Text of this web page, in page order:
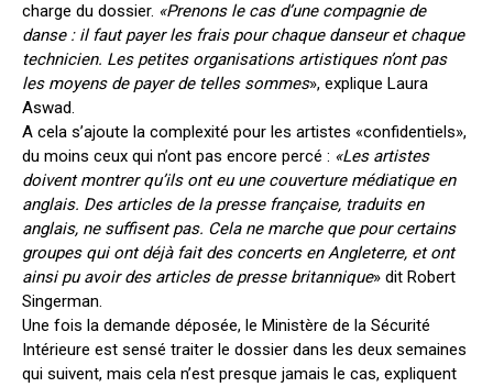
charge du dossier. «Prenons le cas d’une compagnie de
danse : il faut payer les frais pour chaque danseur et chaque
technicien. Les petites organisations artistiques n’ont pas
les moyens de payer de telles sommes», explique Laura
Aswad.
A cela s’ajoute la complexité pour les artistes «confidentiels»,
du moins ceux qui n’ont pas encore percé : «Les artistes
doivent montrer qu’ils ont eu une couverture médiatique en
anglais. Des articles de la presse française, traduits en
anglais, ne suffisent pas. Cela ne marche que pour certains
groupes qui ont déjà fait des concerts en Angleterre, et ont
ainsi pu avoir des articles de presse britannique» dit Robert
Singerman.
Une fois la demande déposée, le Ministère de la Sécurité
Intérieure est sensé traiter le dossier dans les deux semaines
qui suivent, mais cela n’est presque jamais le cas, expliquent